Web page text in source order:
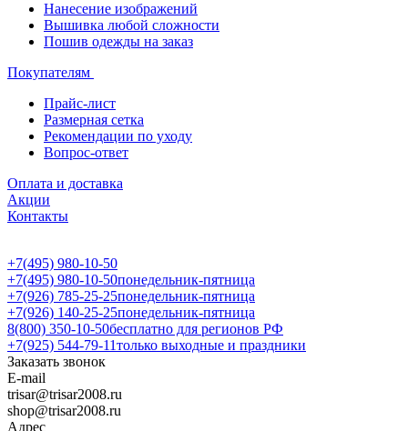
Нанесение изображений
Вышивка любой сложности
Пошив одежды на заказ
Покупателям
Прайс-лист
Размерная сетка
Рекомендации по уходу
Вопрос-ответ
Оплата и доставка
Акции
Контакты
+7(495) 980-10-50
+7(495) 980-10-50понедельник-пятница
+7(926) 785-25-25понедельник-пятница
+7(926) 140-25-25понедельник-пятница
8(800) 350-10-50бесплатно для регионов РФ
+7(925) 544-79-11только выходные и праздники
Заказать звонок
E-mail
trisar@trisar2008.ru
shop@trisar2008.ru
Адрес